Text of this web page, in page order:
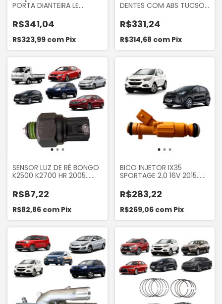
PORTA DIANTEIRA LE
DO HYUNDAI IX35 2010...
R$341,04
R$323,99 com Pix
DENTES COM ABS TUCSON
2009 A 2012 IX35 2010 A
2014 SPORTAGE 2010 A
2016
R$331,24
R$314,68 com Pix
SENSOR LUZ DE RÉ BONGO
K2500 K2700 HR 2005...
SONATA 2006 A 2017
TUCSON IX35
R$87,22
R$82,86 com Pix
BICO INJETOR IX35
SPORTAGE 2.0 16V 2015...
R$283,22
R$269,06 com Pix